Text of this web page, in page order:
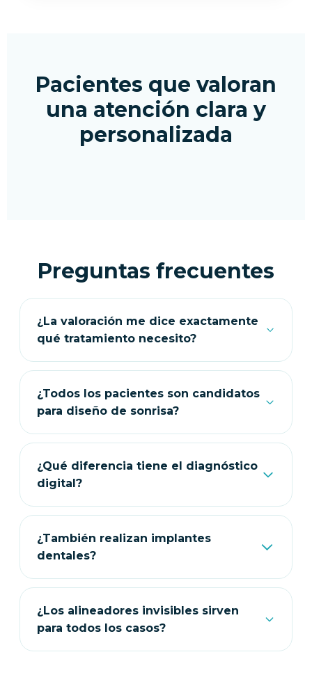
Pacientes que valoran
una atención clara y
personalizada
Preguntas frecuentes
¿La valoración me dice exactamente
qué tratamiento necesito?
Sí. La valoración permite revisar tu caso,
entender tus necesidades y orientarte sobre
las opciones más adecuadas según tu
sonrisa, mordida, encías y estructura dental.
¿Todos los pacientes son candidatos
para diseño de sonrisa?
No necesariamente. Antes de definir un
diseño de sonrisa es importante evaluar
función, salud oral, mordida y expectativas
estéticas.
¿Qué diferencia tiene el diagnóstico
digital?
Permite planificar con mayor precisión,
visualizar mejor el caso y tomar decisiones
clínicas más personalizadas.
¿También realizan implantes
dentales?
Sí. La clínica trabaja casos de implantes
dentales y rehabilitación oral, previa
valoración profesional.
¿Los alineadores invisibles sirven
para todos los casos?